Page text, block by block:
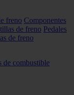
freno Componentes
de freno Pedales
de freno
de combustible